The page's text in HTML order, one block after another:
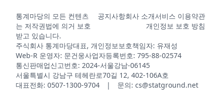
통계마당의 모든 컨텐츠
는 저작권법에 의거 보호
받고 있습니다.
공지사항회사 소개서비스 이용약관
개인정보 보호 방침
주식회사 통계마당대표, 개인정보보호책임자: 유재성
Web-R 운영자: 문건웅사업자등록번호: 795-88-02574
통신판매업신고번호: 2024-서울강남-06145
서울특별시 강남구 테헤란로70길 12, 402-106A호
대표전화: 0507-1300-9704 | 문의: cs@statground.net